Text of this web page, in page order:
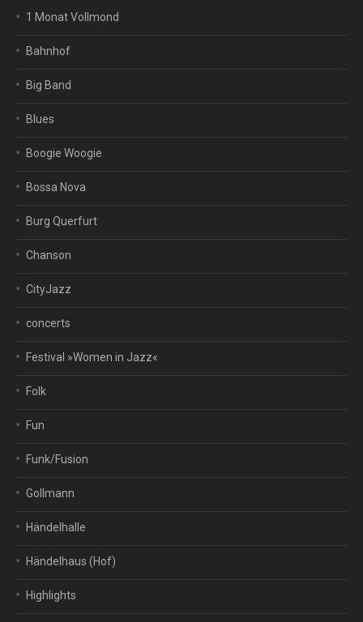
1 Monat Vollmond
Bahnhof
Big Band
Blues
Boogie Woogie
Bossa Nova
Burg Querfurt
Chanson
CityJazz
concerts
Festival »Women in Jazz«
Folk
Fun
Funk/Fusion
Gollmann
Händelhalle
Händelhaus (Hof)
Highlights